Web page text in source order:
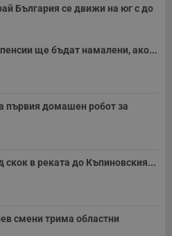
България се движи на юг с до
ще бъдат намалени, ако...
първия домашен робот за
скок в реката до Къпиновския...
смени трима областни